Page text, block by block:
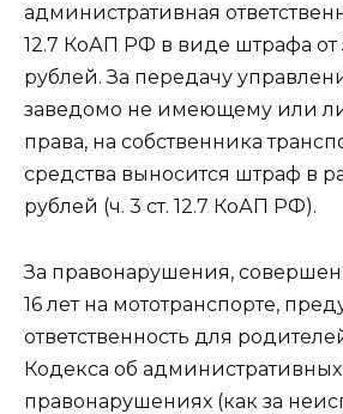
административная
12.7 КоАП РФ в виде штрафа от
рублей. За передачу
заведомо не имеющему или
права, на собственника
средства выносится штраф в
рублей (ч. 3 ст. 12.7 КоАП РФ).
За правонарушения,
16 лет на мототранспорте,
ответственность для
Кодекса об административных
правонарушениях (как за